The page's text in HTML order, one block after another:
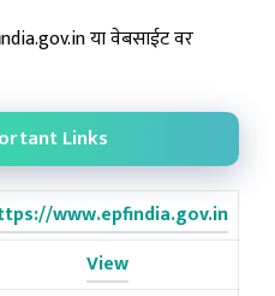
या वेबसाईट वर
Links
www.epfindia.gov.in
View